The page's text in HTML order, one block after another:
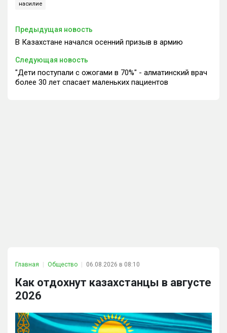
насилие
Предыдущая новость
В Казахстане начался осенний призыв в армию
Следующая новость
"Дети поступали с ожогами в 70%" - алматинский врач
более 30 лет спасает маленьких пациентов
Главная Общество 06.08.2026 в 08:10
Как отдохнут казахстанцы в августе
2026